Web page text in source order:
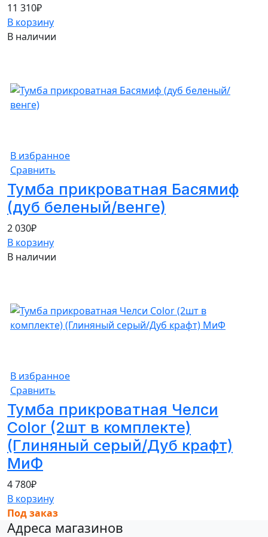
11 310₽
В корзину
В наличии
В избранное
Сравнить
Тумба прикроватная Басямиф
(дуб беленый/венге)
2 030₽
В корзину
В наличии
В избранное
Сравнить
Тумба прикроватная Челси
Color (2шт в комплекте)
(Глиняный серый/Дуб крафт)
МиФ
4 780₽
В корзину
Под заказ
Адреса магазинов